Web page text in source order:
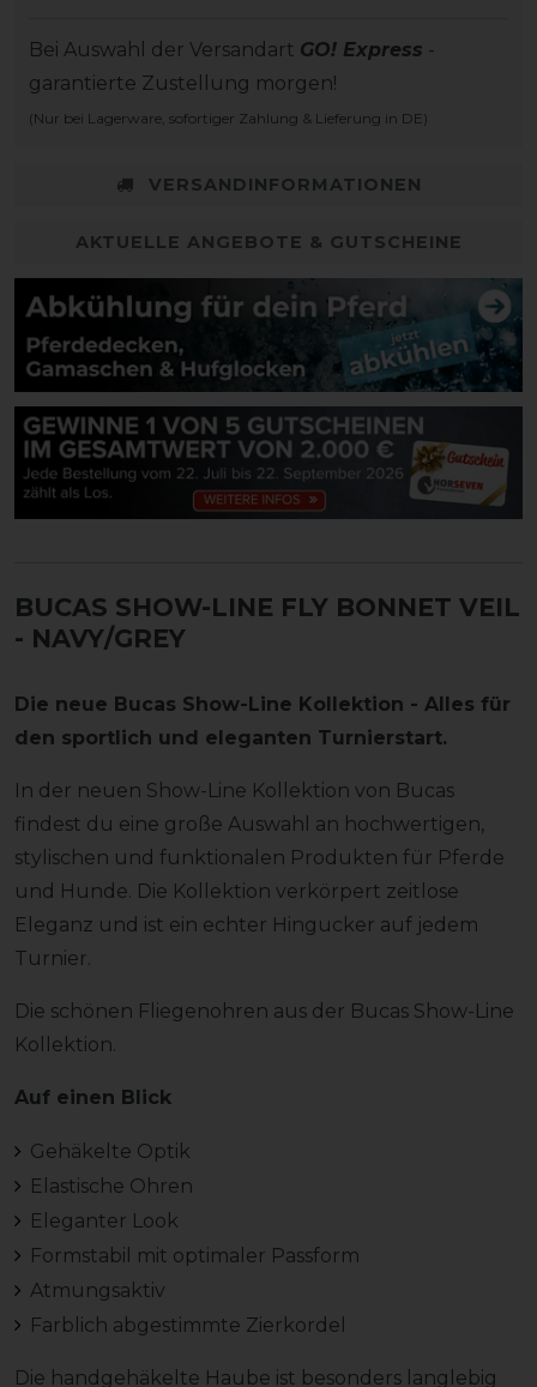
Bei Auswahl der Versandart GO! Express -
garantierte Zustellung morgen!
(Nur bei Lagerware, sofortiger Zahlung & Lieferung in DE)
VERSANDINFORMATIONEN
AKTUELLE ANGEBOTE & GUTSCHEINE
BUCAS SHOW-LINE FLY BONNET VEIL
- NAVY/GREY
Die neue Bucas Show-Line Kollektion - Alles für
den sportlich und eleganten Turnierstart.
In der neuen Show-Line Kollektion von Bucas
findest du eine große Auswahl an hochwertigen,
stylischen und funktionalen Produkten für Pferde
und Hunde. Die Kollektion verkörpert zeitlose
Eleganz und ist ein echter Hingucker auf jedem
Turnier.
Die schönen Fliegenohren aus der Bucas Show-Line
Kollektion.
Auf einen Blick
Gehäkelte Optik
Elastische Ohren
Eleganter Look
Formstabil mit optimaler Passform
Atmungsaktiv
Farblich abgestimmte Zierkordel
Die handgehäkelte Haube ist besonders langlebig